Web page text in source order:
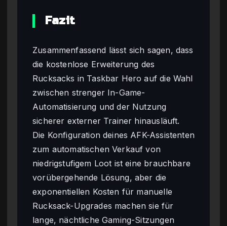
Fazit
Zusammenfassend lässt sich sagen, dass
die kostenlose Erweiterung des
Rucksacks in Taskbar Hero auf die Wahl
zwischen strenger In-Game-
Automatisierung und der Nutzung
sicherer externer Trainer hinausläuft.
Die Konfiguration deines AFK-Assistenten
zum automatischen Verkauf von
niedrigstufigem Loot ist eine brauchbare
vorübergehende Lösung, aber die
exponentiellen Kosten für manuelle
Rucksack-Upgrades machen sie für
lange, nächtliche Gaming-Sitzungen